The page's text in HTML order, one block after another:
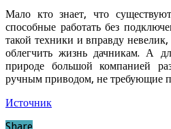
Мало кто знает, что
способные работать без
такой техники и вправду
облегчить жизнь дачникам. А
природе большой компанией
ручным приводом, не требующие
Источник